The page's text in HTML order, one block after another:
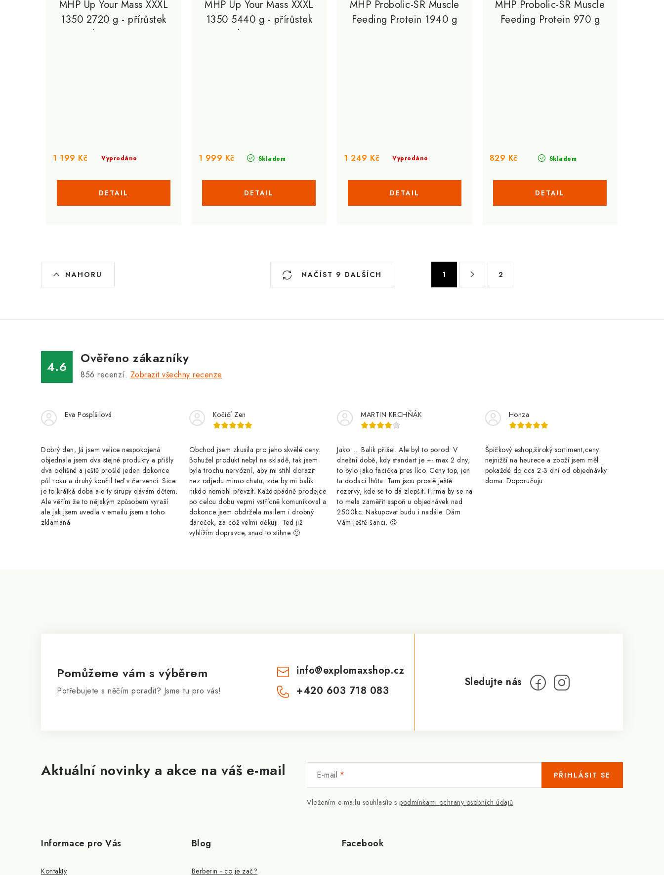
MHP Up Your Mass XXXL
1350 2720 g - přírůstek
hmotnosti
Vyprodáno
1 199 Kč
MHP Up Your Mass XXXL
1350 5440 g - přírůstek
hmotnosti
Skladem
1 999 Kč
MHP Probolic-SR Muscle
Feeding Protein 1940 g
Vyprodáno
1 249 Kč
MHP Probolic-SR Muscle
Feeding Protein 970 g
Skladem
829 Kč
O
v
á
a
c
í
r
v
k
y
v
ý
p
i
NAČÍST 9 DALŠÍCH
S
n
1 2
NAHORU
4.6
Ověřeno zákazníky
856 recenzí. Zobrazit všechny recenze
Eva Pospíšilová
Dobrý den, Já jsem velice nespokojená
objednala jsem dva stejné produkty a přišly
dva odlišné a ještě prošlé jeden dokonce
půl roku a druhý končil teď v červenci. Sice
je to krátká doba ale ty sirupy dávám dětem.
Ale věřím že to nějakým způsobem vyraší
ale jak jsem uvedla v emailu jsem s toho
zklamaná
Kočičí Zen
Obchod jsem zkusila pro jeho skvělé ceny.
Bohužel produkt nebyl na skladě, tak jsem
byla trochu nervózní, aby mi stihl dorazit
nez odjedu mimo chatu, zde by mi balik
nikdo nemohl převzít. Každopádně prodejce
po celou dobu vepmi vstřícně komunikoval a
dokonce jsem obdržela mailem i drobný
dáreček, za což velmi děkuji. Ted již
vyhlížím dopravce, snad to stihne 🙂
MARTIN KRCHŇÁK
Jako .... Balik přišel. Ale byl to porod. V
dnešní době, kdy standart je +- max 2 dny,
to bylo jako facička pres líco. Ceny top, jen
ta dodaci lhůta. Tam jsou prostě ještě
rezervy, kde se to dá zlepšit. Firma by se na
to mela zaměřit aspoň u objednávek nad
2500kc. Nakupovat budu i nadále. Dám
Vám ještě šanci. 😉
Honza
Špičkový eshop,široký sortiment,ceny
nejnižší na heurece a zboží jsem měl
pokaždé do cca 2-3 dní od objednávky
doma..Doporučuju
Aktuální novinky a akce na váš e-mail E-mail
Vložením e-mailu souhlasíte s podmínkami ochrany osobních údajů
PŘIHLÁSIT SE
Pomůžeme vám s výběrem
Potřebujete s něčím poradit? Jsme tu pro vás!
info@explomaxshop.cz
+420 603 718 083
Informace pro Vás
Kontakty
Blog
Berberin - co je zač?
Facebook